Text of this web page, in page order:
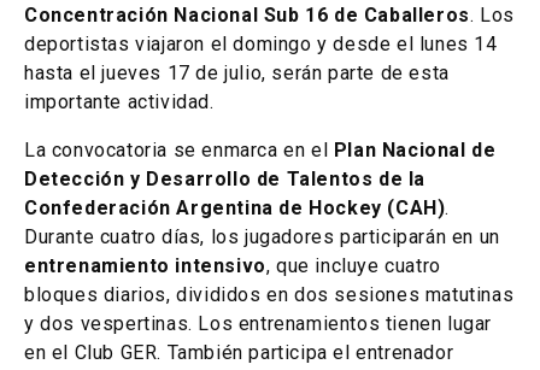
Concentración Nacional Sub 16 de Caballeros. Los
deportistas viajaron el domingo y desde el lunes 14
hasta el jueves 17 de julio, serán parte de esta
importante actividad.
La convocatoria se enmarca en el Plan Nacional de
Detección y Desarrollo de Talentos de la
Confederación Argentina de Hockey (CAH).
Durante cuatro días, los jugadores participarán en un
entrenamiento intensivo, que incluye cuatro
bloques diarios, divididos en dos sesiones matutinas
y dos vespertinas. Los entrenamientos tienen lugar
en el Club GER. También participa el entrenador